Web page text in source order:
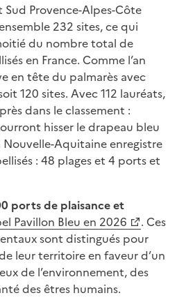
Sud Provence-Alpes-Côte
232 sites, ce qui
du nombre total de
en France. Comme l’an
en tête du palmarès avec
120 sites. Avec 112 lauréats,
dans le classement :
hisser le drapeau bleu
Nouvelle-Aquitaine enregistre
: 48 plages et 4 ports et
ports de plaisance et
Pavillon Bleu en 2026
. Ces
sont distingués pour
leur territoire en faveur d’un
de l’environnement, des
des êtres humains.